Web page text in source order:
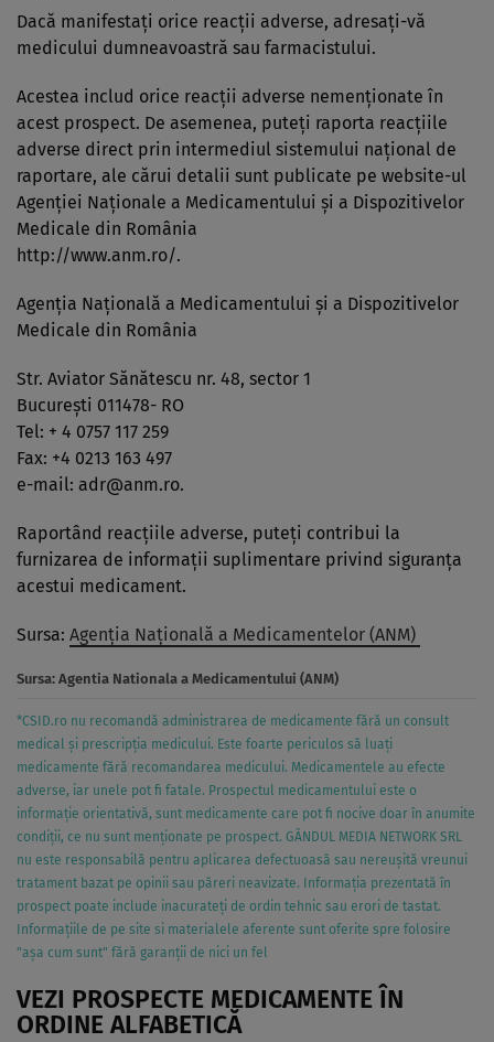
Dacă manifestaţi orice reacţii adverse, adresaţi-vă
medicului dumneavoastră sau farmacistului.
Acestea includ orice reacţii adverse nemenţionate în
acest prospect. De asemenea, puteţi raporta reacţiile
adverse direct prin intermediul sistemului naţional de
raportare, ale cărui detalii sunt publicate pe website-ul
Agenţiei Naţionale a Medicamentului şi a Dispozitivelor
Medicale din România
http://www.anm.ro/.
Agenţia Naţională a Medicamentului şi a Dispozitivelor
Medicale din România
Str. Aviator Sănătescu nr. 48, sector 1
București 011478- RO
Tel: + 4 0757 117 259
Fax: +4 0213 163 497
e-mail: adr@anm.ro.
Raportând reacţiile adverse, puteţi contribui la
furnizarea de informaţii suplimentare privind siguranţa
acestui medicament.
Sursa: Agenția Națională a Medicamentelor (ANM)
Sursa: Agentia Nationala a Medicamentului (ANM)
*CSID.ro nu recomandă administrarea de medicamente fără un consult
medical și prescripția medicului. Este foarte periculos să luați
medicamente fără recomandarea medicului. Medicamentele au efecte
adverse, iar unele pot fi fatale. Prospectul medicamentului este o
informație orientativă, sunt medicamente care pot fi nocive doar în anumite
condiții, ce nu sunt menționate pe prospect. GÂNDUL MEDIA NETWORK SRL
nu este responsabilă pentru aplicarea defectuoasă sau nereușită vreunui
tratament bazat pe opinii sau păreri neavizate. Informația prezentată în
prospect poate include inacurateți de ordin tehnic sau erori de tastat.
Informațiile de pe site si materialele aferente sunt oferite spre folosire
"așa cum sunt" fără garanții de nici un fel
VEZI PROSPECTE MEDICAMENTE ÎN
ORDINE ALFABETICĂ